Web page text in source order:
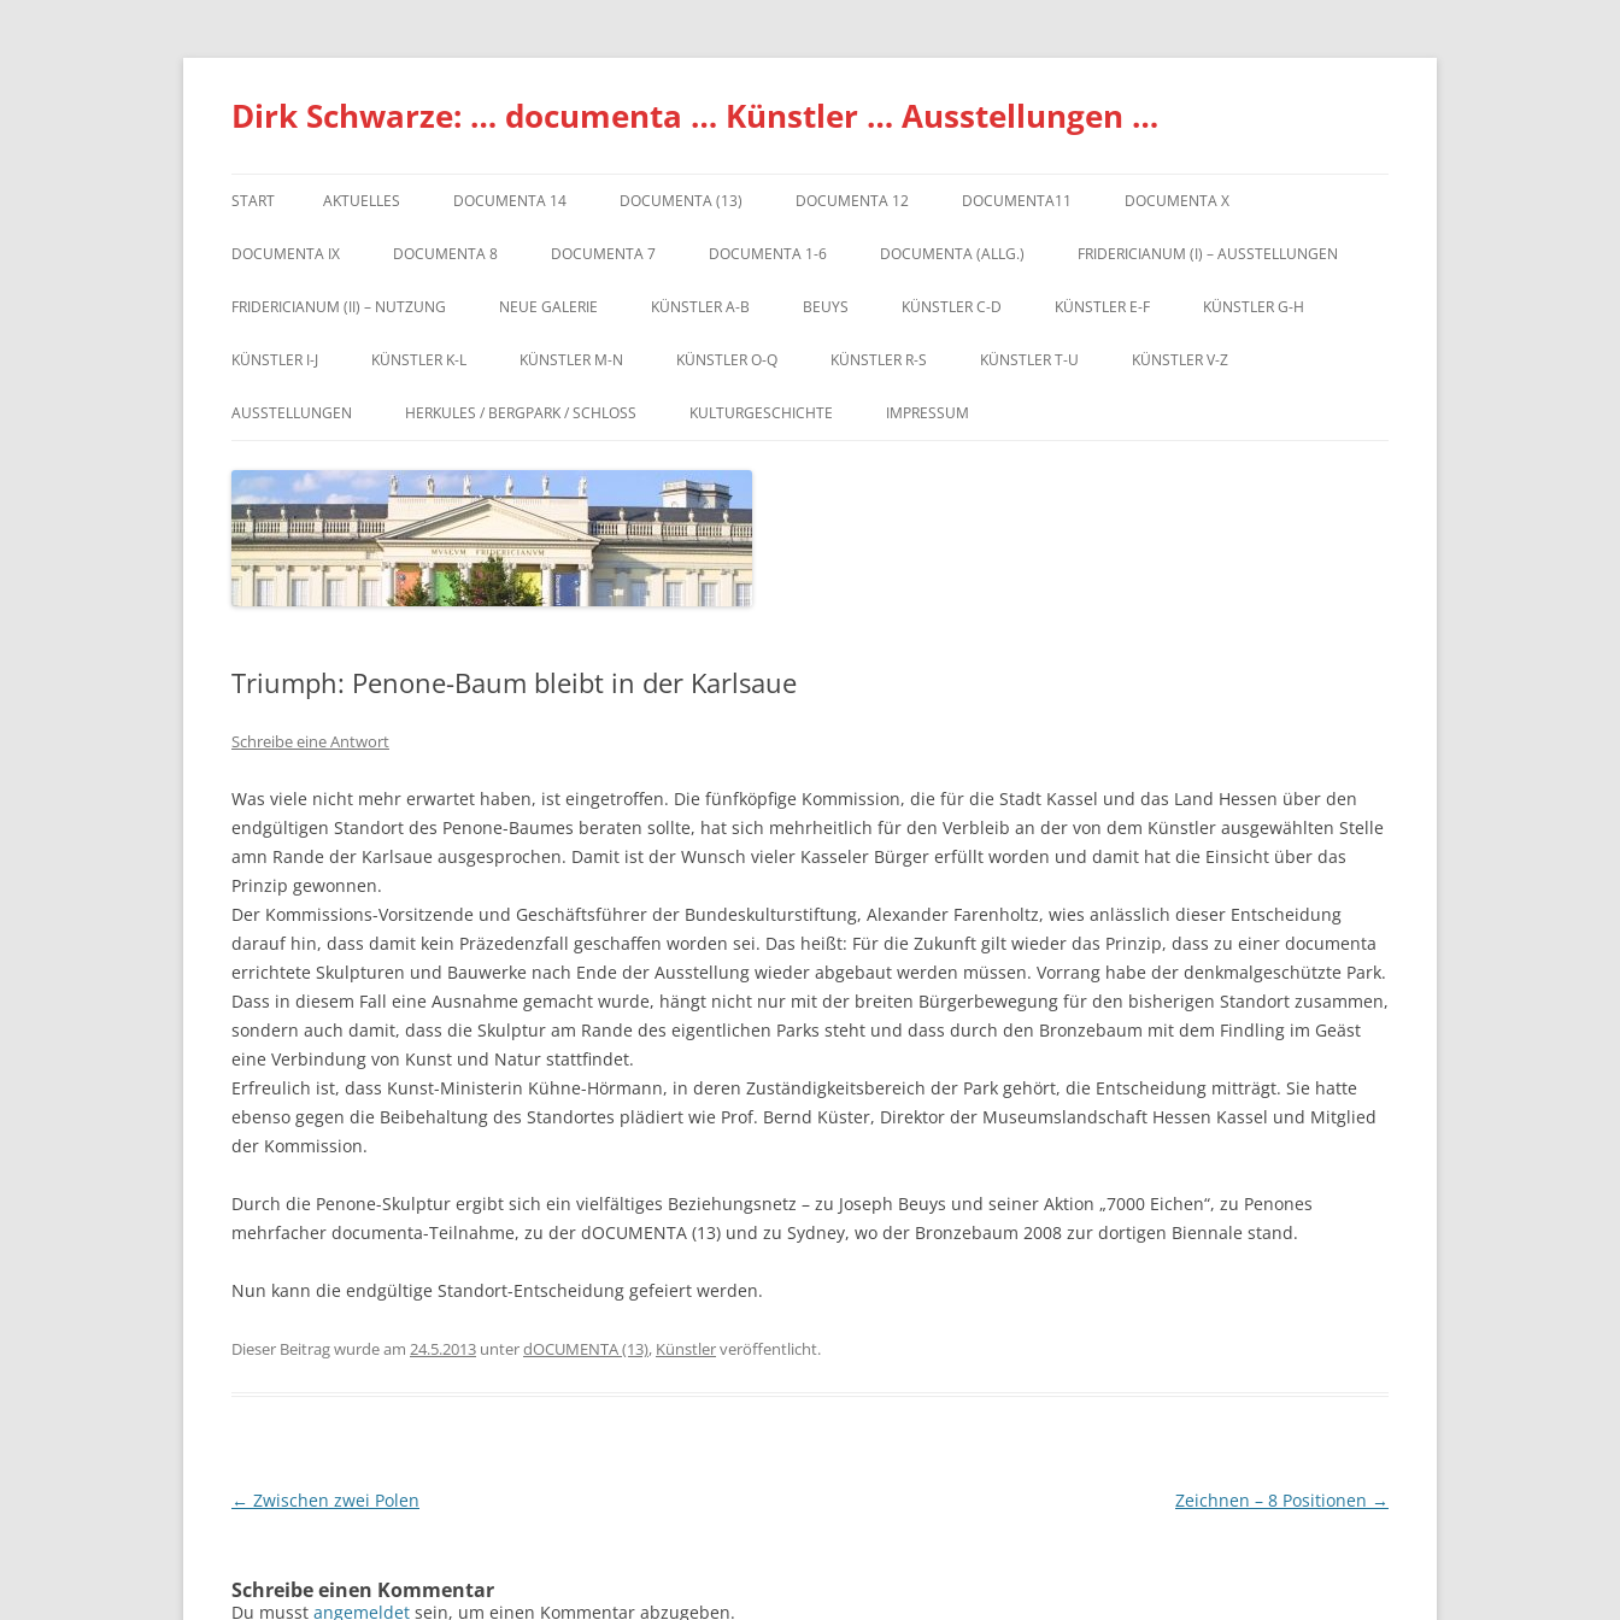
Zum
springen
Dirk Schwarze: … documenta … Künstler … Ausstellungen …
START AKTUELLES DOCUMENTA 14 DOCUMENTA (13) DOCUMENTA 12 DOCUMENTA11 DOCUMENTA X
DOCUMENTA IX DOCUMENTA 8 DOCUMENTA 7 DOCUMENTA 1-6 DOCUMENTA (ALLG.) FRIDERICIANUM (I) – AUSSTELLUNGEN
FRIDERICIANUM (II) – NUTZUNG NEUE GALERIE KÜNSTLER A-B BEUYS KÜNSTLER C-D KÜNSTLER E-F KÜNSTLER G-H
KÜNSTLER I-J KÜNSTLER K-L KÜNSTLER M-N KÜNSTLER O-Q KÜNSTLER R-S KÜNSTLER T-U KÜNSTLER V-Z
AUSSTELLUNGEN HERKULES / BERGPARK / SCHLOSS KULTURGESCHICHTE IMPRESSUM
Triumph: Penone-Baum bleibt in der Karlsaue
Schreibe eine Antwort
Was viele nicht mehr erwartet haben, ist eingetroffen. Die fünfköpfige Kommission, die für die Stadt Kassel und das Land Hessen über den
endgültigen Standort des Penone-Baumes beraten sollte, hat sich mehrheitlich für den Verbleib an der von dem Künstler ausgewählten Stelle
amn Rande der Karlsaue ausgesprochen. Damit ist der Wunsch vieler Kasseler Bürger erfüllt worden und damit hat die Einsicht über das
Prinzip gewonnen.
Der Kommissions-Vorsitzende und Geschäftsführer der Bundeskulturstiftung, Alexander Farenholtz, wies anlässlich dieser Entscheidung
darauf hin, dass damit kein Präzedenzfall geschaffen worden sei. Das heißt: Für die Zukunft gilt wieder das Prinzip, dass zu einer documenta
errichtete Skulpturen und Bauwerke nach Ende der Ausstellung wieder abgebaut werden müssen. Vorrang habe der denkmalgeschützte Park.
Dass in diesem Fall eine Ausnahme gemacht wurde, hängt nicht nur mit der breiten Bürgerbewegung für den bisherigen Standort zusammen,
sondern auch damit, dass die Skulptur am Rande des eigentlichen Parks steht und dass durch den Bronzebaum mit dem Findling im Geäst
eine Verbindung von Kunst und Natur stattfindet.
Erfreulich ist, dass Kunst-Ministerin Kühne-Hörmann, in deren Zuständigkeitsbereich der Park gehört, die Entscheidung mitträgt. Sie hatte
ebenso gegen die Beibehaltung des Standortes plädiert wie Prof. Bernd Küster, Direktor der Museumslandschaft Hessen Kassel und Mitglied
der Kommission.
Durch die Penone-Skulptur ergibt sich ein vielfältiges Beziehungsnetz – zu Joseph Beuys und seiner Aktion „7000 Eichen“, zu Penones
mehrfacher documenta-Teilnahme, zu der dOCUMENTA (13) und zu Sydney, wo der Bronzebaum 2008 zur dortigen Biennale stand.
Nun kann die endgültige Standort-Entscheidung gefeiert werden.
Dieser Beitrag wurde am 24.5.2013 unterdOCUMENTA (13), Künstlerveröffentlicht.
Beitragsnavigation
← Zwischen zwei Polen Zeichnen – 8 Positionen →
Schreibe einen Kommentar
Du musst angemeldet sein, um einen Kommentar abzugeben.